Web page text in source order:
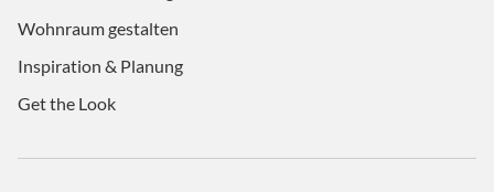
Wohnraum gestalten
Inspiration & Planung
Get the Look